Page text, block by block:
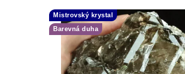
Mistrovský krystal
Barevná duha